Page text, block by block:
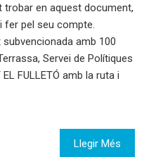
en aquest document,
fer pel seu compte.
amb 100
Servei de Polítiques
EL FULLETÓ amb la ruta i
Llegir Més